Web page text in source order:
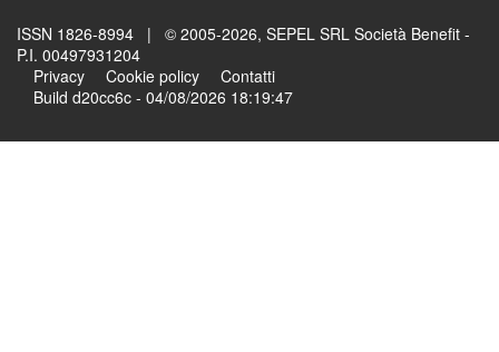
ISSN 1826-8994 | © 2005-2026, SEPEL SRL Società Benefit -
P.I. 00497931204
Privacy
Cookie policy
Contatti
Build d20cc6c - 04/08/2026 18:19:47